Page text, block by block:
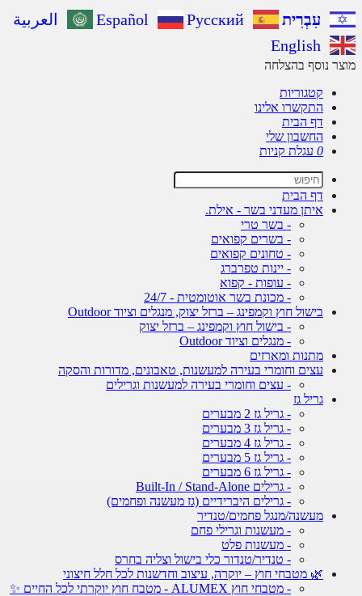
עִבְרִית Español Русский
العربية
English
נוסף בהצלחה
קטגוריות
התקשרו אלינו
דף הבית
החשבון שלי
עגלת קניות
דף הבית
איתן מעדני בשר - אילת.
- בשר טרי
- בשרים קפואים
- טחונים קפואים
- יינות טפרברג
- עופות - קפוא
- מכונת בשר אוטומטית - 24/7
בישול חוץ וקמפינג – ברזל יצוק, מנגלים וציוד Outdoor
- בישול חוץ וקמפינג – ברזל יצוק
- מנגלים וציוד Outdoor
מתנות ומארזים
עצים וחומרי בעירה למעשנות, טאבונים, מדורות והסקה
- עצים וחומרי בעירה למעשנות וגרילים
גריל גז
- גריל גז 2 מבערים
- גריל גז 3 מבערים
- גריל גז 4 מבערים
- גריל גז 5 מבערים
- גריל גז 6 מבערים
- גרילים Built-In / Stand-Alone
- גרילים היברידיים (גז מעשנה ופחמים)
מעשנה/מנגל פחמים/טנדיר
- מעשנות וגרילי פחם
- מעשנות פלט
- טנדיר/טנדור כלי בישול וצליה בחרס
🌿 מטבחי חוץ – יוקרה, עיצוב וחדשנות לכל חלל חיצוני
- מטבחי חוץ ALUMEX - מטבח חוץ יוקרתי לכל החיים ✨